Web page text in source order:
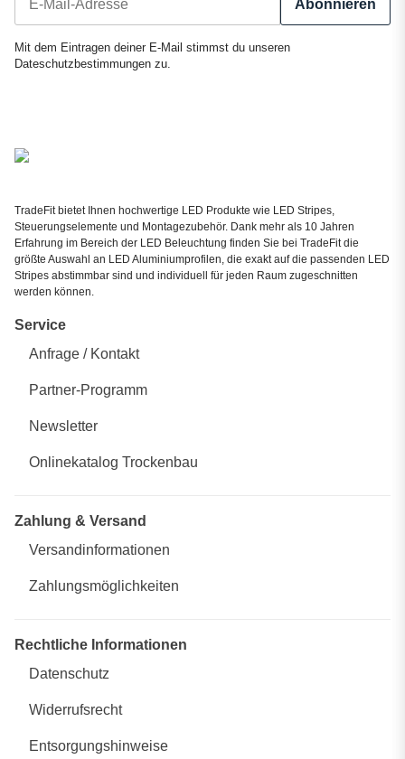
Abonnieren
Mit dem Eintragen deiner E-Mail stimmst du unseren
Dateschutzbestimmungen zu.
TradeFit bietet Ihnen hochwertige LED Produkte wie LED Stripes,
Steuerungselemente und Montagezubehör. Dank mehr als 10 Jahren
Erfahrung im Bereich der LED Beleuchtung finden Sie bei TradeFit die
größte Auswahl an LED Aluminiumprofilen, die exakt auf die passenden LED
Stripes abstimmbar sind und individuell für jeden Raum zugeschnitten
werden können.
Service
Anfrage / Kontakt
Partner-Programm
Newsletter
Onlinekatalog Trockenbau
Zahlung & Versand
Versandinformationen
Zahlungsmöglichkeiten
Rechtliche Informationen
Datenschutz
Widerrufsrecht
Entsorgungshinweise